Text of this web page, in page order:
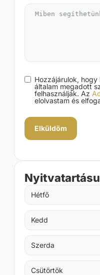
Hozzájárulok,
általam megadott
felhasználják. Az
elolvastam és
Elküldöm
Hétfő
Kedd
Szerda
Csütörtök